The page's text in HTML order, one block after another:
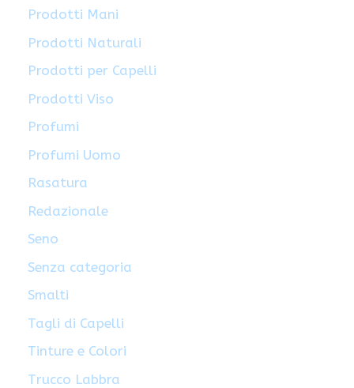
Prodotti Mani
Prodotti Naturali
Prodotti per Capelli
Prodotti Viso
Profumi
Profumi Uomo
Rasatura
Redazionale
Seno
Senza categoria
Smalti
Tagli di Capelli
Tinture e Colori
Trucco Labbra